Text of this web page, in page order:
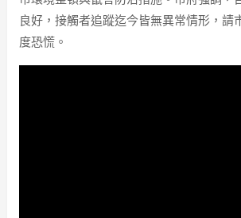
良好，接觸者追蹤迄今皆無異常情形，請
度恐慌。